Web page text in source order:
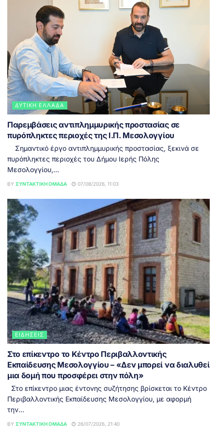
ΔΥΤΙΚΉ ΕΛΛΆΔΑ
Παρεμβάσεις αντιπλημμυρικής προστασίας σε
πυρόπληκτες περιοχές της Ι.Π. Μεσολογγίου
Σημαντικό έργο αντιπλημμυρικής προστασίας, ξεκινά σε
πυρόπληκτες περιοχές του Δήμου Ιερής Πόλης
Μεσολογγίου,...
BY ΣΥΝΤΑΚΤΙΚΉ ΟΜΆΔΑ 07/08/2026, 11:03
ΕΙΔΉΣΕΙΣ
Στο επίκεντρο το Κέντρο Περιβαλλοντικής
Εκπαίδευσης Μεσολογγίου – «Δεν μπορεί να διαλυθεί
μια δομή που προσφέρει στην πόλη»
Στο επίκεντρο μιας έντονης συζήτησης βρίσκεται το Κέντρο
Περιβαλλοντικής Εκπαίδευσης Μεσολογγίου, με αφορμή
την...
BY ΣΥΝΤΑΚΤΙΚΉ ΟΜΆΔΑ 26/07/2026, 21:40